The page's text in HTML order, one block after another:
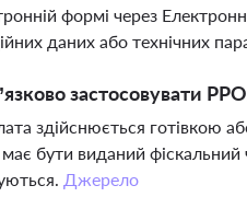
формі через
даних або технічних
застосовувати
здійснюється готівкою
бути виданий
Джерело